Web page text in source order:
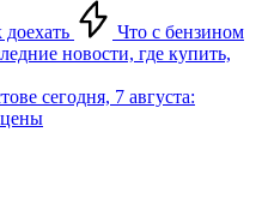
Что с бензином
новости, где купить,
сегодня, 7 августа:
цены